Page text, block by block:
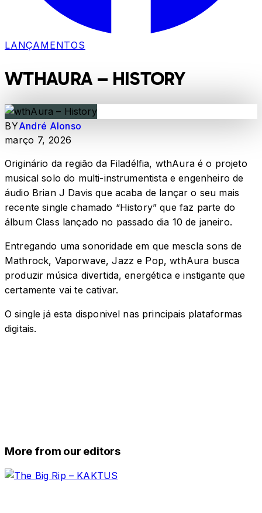
LANÇAMENTOS
WTHAURA – HISTORY
BYAndré Alonso
março 7, 2026
Originário da região da Filadélfia, wthAura é o projeto
musical solo do multi-instrumentista e engenheiro de
áudio Brian J Davis que acaba de lançar o seu mais
recente single chamado “History” que faz parte do
álbum Class lançado no passado dia 10 de janeiro.
Entregando uma sonoridade em que mescla sons de
Mathrock, Vaporwave, Jazz e Pop, wthAura busca
produzir música divertida, energética e instigante que
certamente vai te cativar.
O single já esta disponivel nas principais plataformas
digitais.
More from our editors